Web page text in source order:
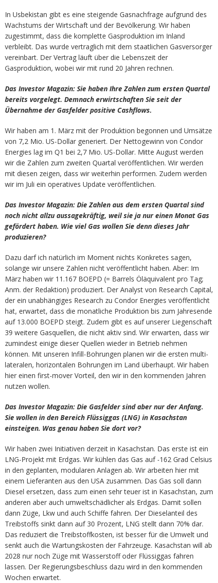
In Usbekistan gibt es eine steigende Gasnachfrage aufgrund des
Wachstums der Wirtschaft und der Bevölkerung. Wir haben
zugestimmt, dass die komplette Gasproduktion im Inland
verbleibt. Das wurde vertraglich mit dem staatlichen Gasversorger
vereinbart. Der Vertrag läuft über die Lebenszeit der
Gasproduktion, wobei wir mit rund 20 Jahren rechnen.
Das Investor Magazin: Sie haben Ihre Zahlen zum ersten Quartal
bereits vorgelegt. Demnach erwirtschaften Sie seit der
Übernahme der Gasfelder positive Cashflows.
Wir haben am 1. März mit der Produktion begonnen und Umsätze
von 7,2 Mio. US-Dollar generiert. Der Nettogewinn von Condor
Energies lag im Q1 bei 2,7 Mio. US-Dollar. Mitte August werden
wir die Zahlen zum zweiten Quartal veröffentlichen. Wir werden
mit diesen zeigen, dass wir weiterhin performen. Zudem werden
wir im Juli ein operatives Update veröffentlichen.
Das Investor Magazin: Die Zahlen aus dem ersten Quartal sind
noch nicht allzu aussagekräftig, weil sie ja nur einen Monat Gas
gefördert haben. Wie viel Gas wollen Sie denn dieses Jahr
produzieren?
Dazu darf ich natürlich im Moment nichts Konkretes sagen,
solange wir unsere Zahlen nicht veröffentlicht haben. Aber: Im
März haben wir 11.167 BOEPD (= Barrels Öläquivalent pro Tag;
Anm. der Redaktion) produziert. Der Analyst von Research Capital,
der ein unabhängiges Research zu Condor Energies veröffentlicht
hat, erwartet, dass die monatliche Produktion bis zum Jahresende
auf 13.000 BOEPD steigt. Zudem gibt es auf unserer Liegenschaft
39 weitere Gasquellen, die nicht aktiv sind. Wir erwarten, dass wir
zumindest einige dieser Quellen wieder in Betrieb nehmen
können. Mit unseren Infill-Bohrungen planen wir die ersten multi-
lateralen, horizontalen Bohrungen im Land überhaupt. Wir haben
hier einen first-mover Vorteil, den wir in den kommenden Jahren
nutzen wollen.
Das Investor Magazin: Die Gasfelder sind aber nur der Anfang.
Sie wollen in den Bereich Flüssiggas (LNG) in Kasachstan
einsteigen. Was genau haben Sie dort vor?
Wir haben zwei Initiativen derzeit in Kasachstan. Das erste ist ein
LNG-Projekt mit Erdgas. Wir kühlen das Gas auf -162 Grad Celsius
in den geplanten, modularen Anlagen ab. Wir arbeiten hier mit
einem Lieferanten aus den USA zusammen. Das Gas soll dann
Diesel ersetzen, dass zum einen sehr teuer ist in Kasachstan, zum
anderen aber auch umweltschädlicher als Erdgas. Damit sollen
dann Züge, Lkw und auch Schiffe fahren. Der Dieselanteil des
Treibstoffs sinkt dann auf 30 Prozent, LNG stellt dann 70% dar.
Das reduziert die Treibstoffkosten, ist besser für die Umwelt und
senkt auch die Wartungskosten der Fahrzeuge. Kasachstan will ab
2028 nur noch Züge mit Wasserstoff oder Flüssiggas fahren
lassen. Der Regierungsbeschluss dazu wird in den kommenden
Wochen erwartet.